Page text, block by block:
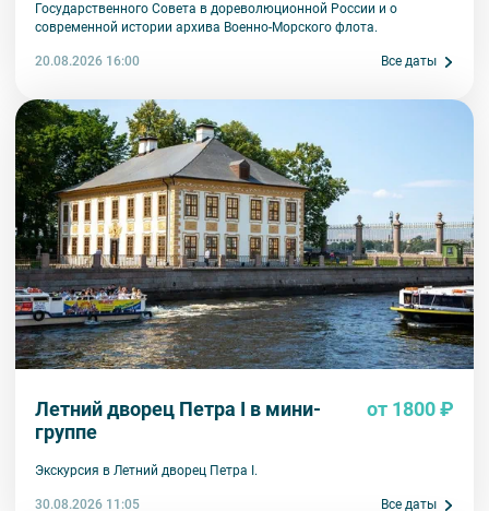
Государственного Совета в дореволюционной России и о
современной истории архива Военно-Морского флота.
20.08.2026 16:00 Все даты
Летний дворец Петра I в мини-
группе
от 1800 ₽
Экскурсия в Летний дворец Петра I.
30.08.2026 11:05 Все даты